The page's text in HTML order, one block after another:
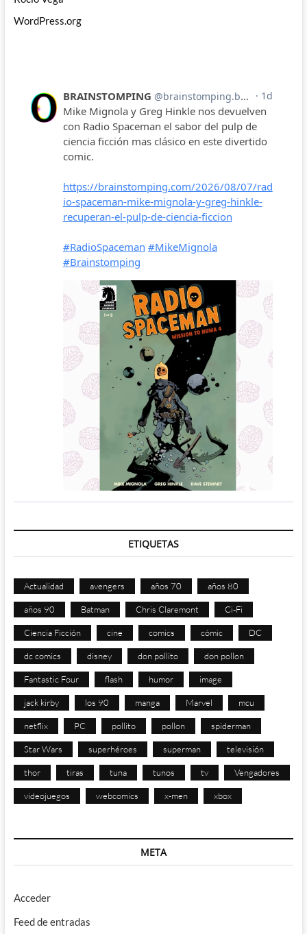
WordPress.org
ETIQUETAS
Actualidad avengers años 70 años 80
años 90 Batman Chris Claremont Ci-Fi
Ciencia Ficción cine comics cómic DC
dc comics disney don pollito don pollon
Fantastic Four flash humor image
jack kirby los 90 manga Marvel mcu
netflix PC pollito pollon spiderman
Star Wars superhéroes superman televisión
thor tiras tuna tunos tv Vengadores
videojuegos webcomics x-men xbox
META
Acceder
Feed de entradas